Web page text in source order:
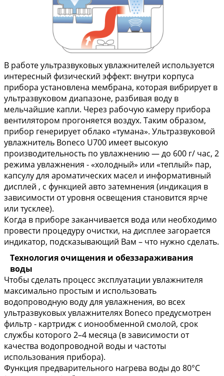
В работе ультразвуковых увлажнителей используется
интересный физический эффект: внутри корпуса
прибора установлена мембрана, которая вибрирует в
ультразвуковом диапазоне, разбивая воду в
мельчайшие капли. Через рабочую камеру прибора
вентилятором прогоняется воздух. Таким образом,
прибор генерирует облако «тумана». Ультразвуковой
увлажнитель Boneco U700 имеет высокую
производительность по увлажнению — до 600 г/ час, 2
режима увлажнения - «холодный» или «теплый» пар,
капсулу для ароматических масел и информативный
дисплей , с функцией авто затемнения (индикация в
зависимости от уровня освещения становится ярче
или тусклее).
Когда в приборе заканчивается вода или необходимо
провести процедуру очистки, на дисплее загорается
индикатор, подсказывающий Вам – что нужно сделать.
Технология очищения и обеззараживания
воды
Чтобы сделать процесс эксплуатации увлажнителя
максимально простым и использовать
водопроводную воду для увлажнения, во всех
ультразвуковых увлажнителях Boneco предусмотрен
фильтр - картридж с ионообменной смолой, срок
службы которого 2–4 месяца (в зависимости от
качества водопроводной воды и частоты
использования прибора).
Функция предварительного нагрева воды до 80°С